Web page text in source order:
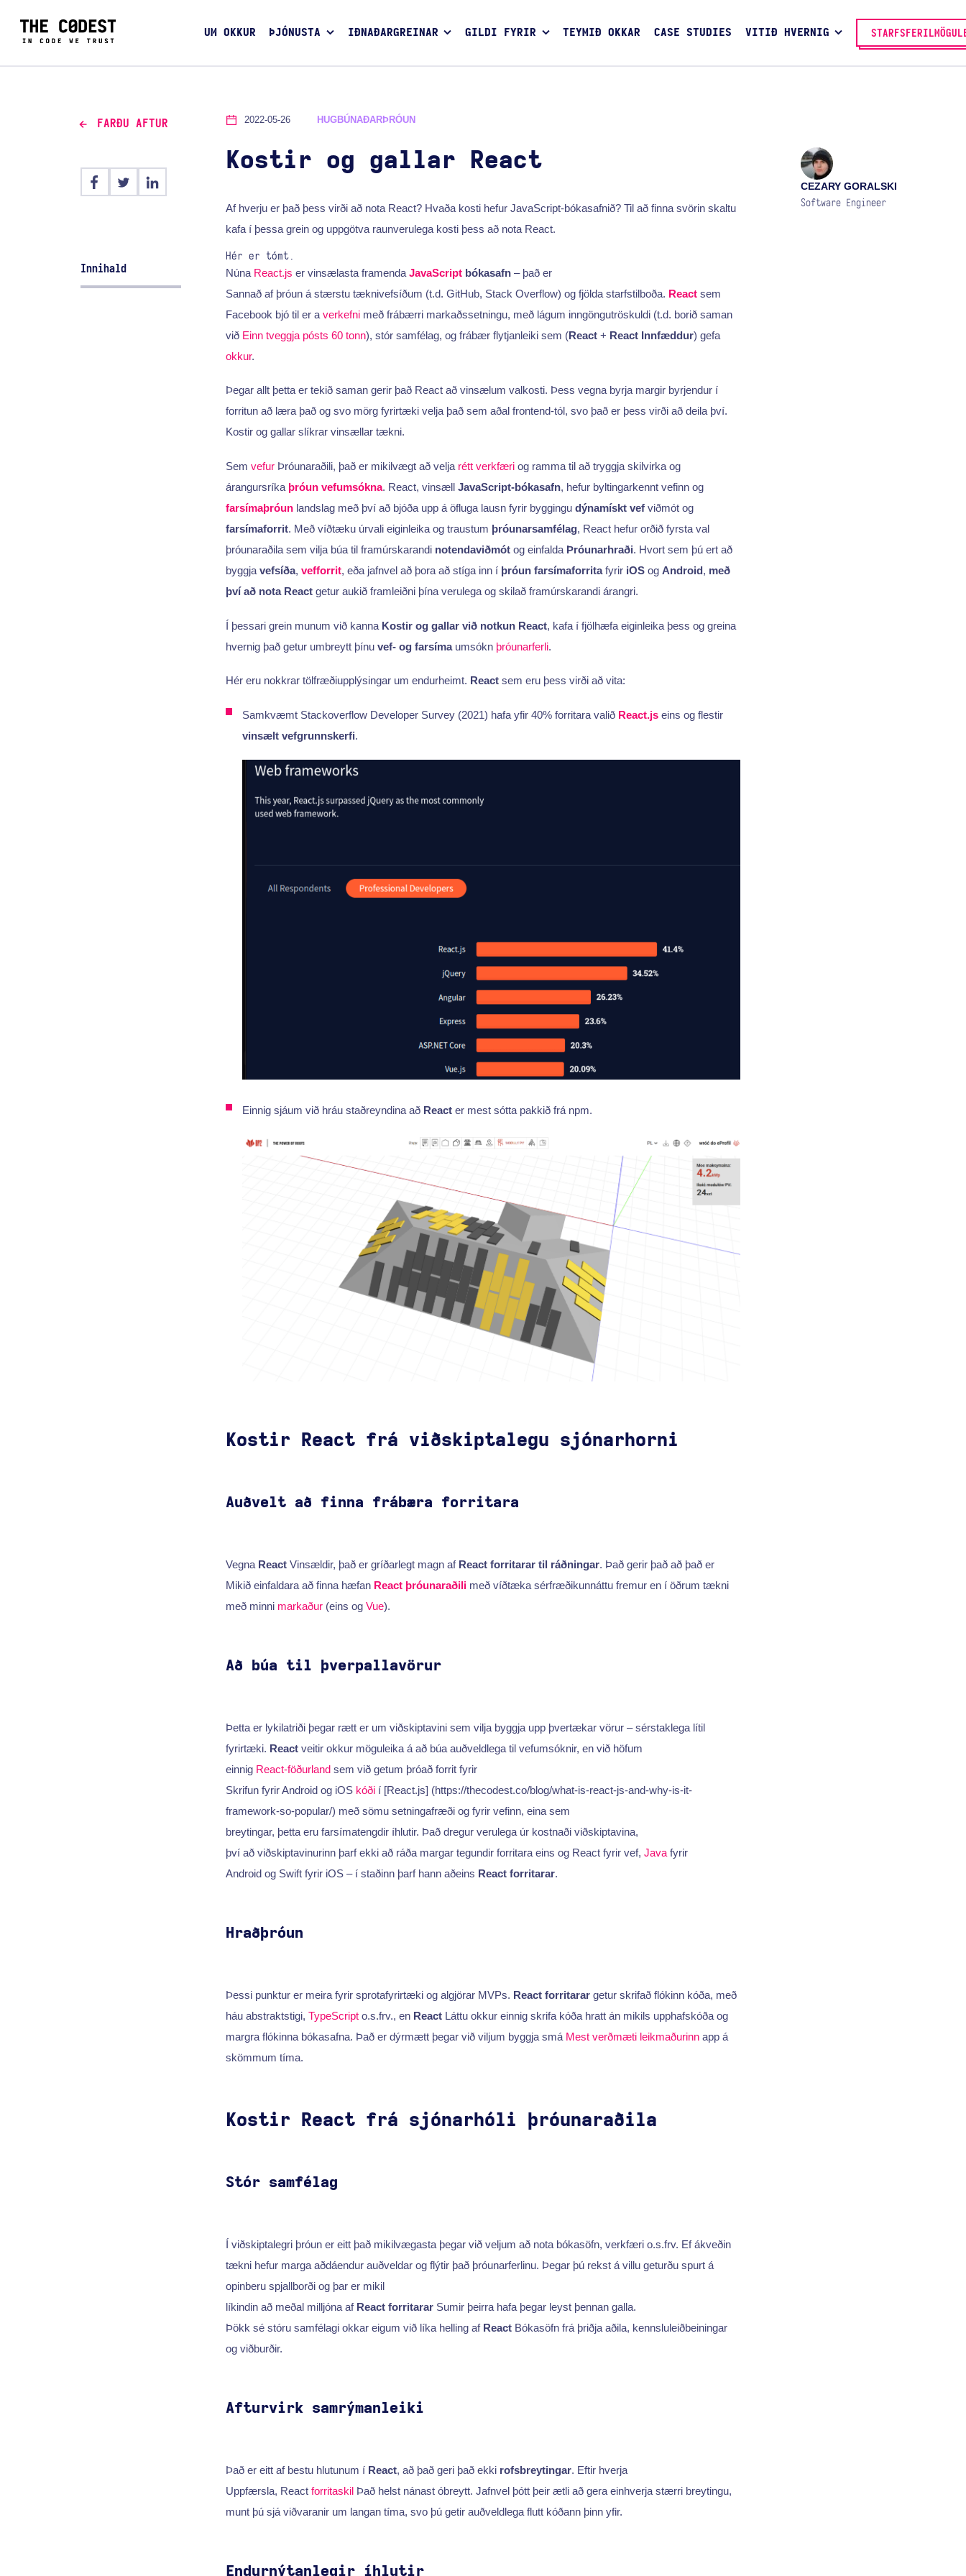
UM OKKUR ÞJÓNUSTA IÐNAÐARGREINAR GILDI FYRIR TEYMIÐ OKKAR CASE STUDIES VITIÐ HVERNIG
FARÐU AFTUR
Innihald
2022-05-26 HUGBÚNAÐARÞRÓUN
Kostir og gallar React
CEZARY GORALSKI
Software Engineer
Af hverju er það þess virði að nota React? Hvaða kosti hefur JavaScript-bókasafnið? Til að finna svörin skaltu
kafa í þessa grein og uppgötva raunverulega kosti þess að nota React.
Hér er tómt.
Núna React.js er vinsælasta framenda JavaScriptbókasafn– það er
Sannað af þróun á stærstu tæknivefsíðum (t.d. GitHub, Stack Overflow) og fjölda starfstilboða. Reactsem
Facebook bjó til er a verkefnimeð frábærri markaðssetningu, með lágum inngöngutröskuldi (t.d. borið saman
við Einn tveggja pósts 60 tonn), stór samfélag, og frábær flytjanleiki sem (React+ React Innfæddur) gefa
okkur.
Þegar allt þetta er tekið saman gerir það React að vinsælum valkosti. Þess vegna byrja margir byrjendur í
forritun að læra það og svo mörg fyrirtæki velja það sem aðal frontend-tól, svo það er þess virði að deila því.
Kostir og gallar slíkrar vinsællar tækni.
Sem vefurÞróunaraðili, það er mikilvægt að velja rétt verkfæriog ramma til að tryggja skilvirka og
árangursríka þróun vefumsókna. React, vinsæll JavaScript-bókasafn, hefur byltingarkennt vefinn og
farsímaþróunlandslag með því að bjóða upp á öfluga lausn fyrir byggingu dýnamískt vefviðmót og
farsímaforrit. Með víðtæku úrvali eiginleika og traustum þróunarsamfélag, React hefur orðið fyrsta val
þróunaraðila sem vilja búa til framúrskarandi notendaviðmótog einfalda Þróunarhraði. Hvort sem þú ert að
byggja vefsíða, vefforrit, eða jafnvel að þora að stíga inn í þróun farsímaforritafyrir iOSog Android, með
því að nota Reactgetur aukið framleiðni þína verulega og skilað framúrskarandi árangri.
Í þessari grein munum við kanna Kostir og gallar við notkun React, kafa í fjölhæfa eiginleika þess og greina
hvernig það getur umbreytt þínu vef- og farsímaumsókn þróunarferli.
Hér eru nokkrar tölfræðiupplýsingar um endurheimt. Reactsem eru þess virði að vita:
Samkvæmt Stackoverflow Developer Survey (2021) hafa yfir 40% forritara valið React.jseins og flestir
vinsælt vefgrunnskerfi.
Einnig sjáum við hráu staðreyndina að Reacter mest sótta pakkið frá npm.
Kostir React frá viðskiptalegu sjónarhorni
Auðvelt að finna frábæra forritara
Vegna ReactVinsældir, það er gríðarlegt magn af React forritarar til ráðningar. Það gerir það að það er
Mikið einfaldara að finna hæfan React þróunaraðilimeð víðtæka sérfræðikunnáttu fremur en í öðrum tækni
með minni markaður(eins og Vue).
Að búa til þverpallavörur
Þetta er lykilatriði þegar rætt er um viðskiptavini sem vilja byggja upp þvertækar vörur – sérstaklega lítil
fyrirtæki. Reactveitir okkur möguleika á að búa auðveldlega til vefumsóknir, en við höfum
einnig React-föðurlandsem við getum þróað forrit fyrir
Skrifun fyrir Android og iOS kóðií [React.js] (https://thecodest.co/blog/what-is-react-js-and-why-is-it-
framework-so-popular/) með sömu setningafræði og fyrir vefinn, eina sem
breytingar, þetta eru farsímatengdir íhlutir. Það dregur verulega úr kostnaði viðskiptavina,
því að viðskiptavinurinn þarf ekki að ráða margar tegundir forritara eins og React fyrir vef, Javafyrir
Android og Swift fyrir iOS – í staðinn þarf hann aðeins React forritarar.
Hraðþróun
Þessi punktur er meira fyrir sprotafyrirtæki og algjörar MVPs. React forritarargetur skrifað flókinn kóða, með
háu abstraktstigi, TypeScripto.s.frv., en ReactLáttu okkur einnig skrifa kóða hratt án mikils upphafskóða og
margra flókinna bókasafna. Það er dýrmætt þegar við viljum byggja smá Mest verðmæti leikmaðurinnapp á
skömmum tíma.
Kostir React frá sjónarhóli þróunaraðila
Stór samfélag
Í viðskiptalegri þróun er eitt það mikilvægasta þegar við veljum að nota bókasöfn, verkfæri o.s.frv. Ef ákveðin
tækni hefur marga aðdáendur auðveldar og flýtir það þróunarferlinu. Þegar þú rekst á villu geturðu spurt á
opinberu spjallborði og þar er mikil
líkindin að meðal milljóna af React forritararSumir þeirra hafa þegar leyst þennan galla.
Þökk sé stóru samfélagi okkar eigum við líka helling af ReactBókasöfn frá þriðja aðila, kennsluleiðbeiningar
og viðburðir.
Afturvirk samrýmanleiki
Það er eitt af bestu hlutunum í React, að það geri það ekki rofsbreytingar. Eftir hverja
Uppfærsla, React forritaskilÞað helst nánast óbreytt. Jafnvel þótt þeir ætli að gera einhverja stærri breytingu,
munt þú sjá viðvaranir um langan tíma, svo þú getir auðveldlega flutt kóðann þinn yfir.
Endurnýtanlegir íhlutir